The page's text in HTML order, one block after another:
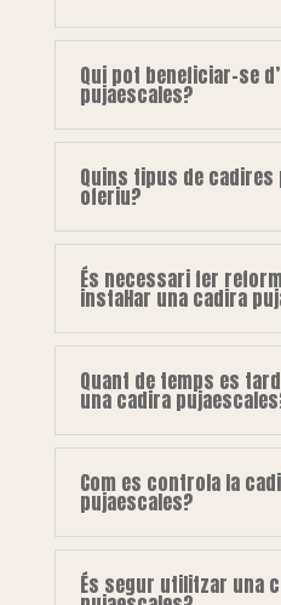
Qui pot beneficiar-se
pujaescales?
Quins tipus de cadires
oferiu?
És necessari fer
instal·lar una cadira
Quant de temps es
una cadira
Com es controla la
pujaescales?
És segur utilitzar una